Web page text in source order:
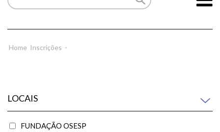
Home Inscrições -
LOCAIS
FUNDAÇÃO OSESP